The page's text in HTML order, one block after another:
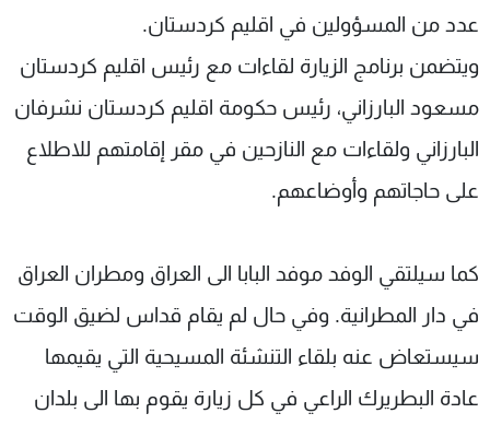
عدد من المسؤولين في اقليم كردستان.
ويتضمن برنامج الزيارة لقاءات مع رئيس اقليم كردستان
مسعود البارزاني، رئيس حكومة اقليم كردستان نشرفان
البارزاني ولقاءات مع النازحين في مقر إقامتهم للاطلاع
على حاجاتهم وأوضاعهم.
كما سيلتقي الوفد موفد البابا الى العراق ومطران العراق
في دار المطرانية. وفي حال لم يقام قداس لضيق الوقت
سيستعاض عنه بلقاء التنشئة المسيحية التي يقيمها
عادة البطريرك الراعي في كل زيارة يقوم بها الى بلدان